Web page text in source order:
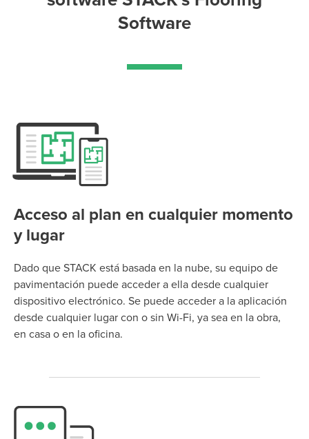
Software
Acceso al plan en cualquier momento
y lugar
Dado que STACK está basada en la nube, su equipo de
pavimentación puede acceder a ella desde cualquier
dispositivo electrónico. Se puede acceder a la aplicación
desde cualquier lugar con o sin Wi-Fi, ya sea en la obra,
en casa o en la oficina.